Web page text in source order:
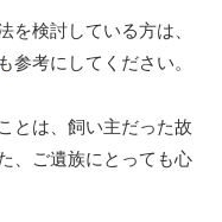
検討している方は、
も参考にしてください。
とは、飼い主だった故
、ご遺族にとっても心